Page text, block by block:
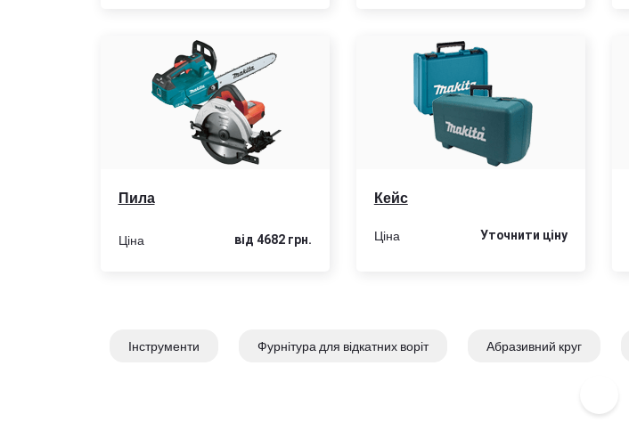
Пила
Ціна від 4682 грн.
Кейс
Ціна Уточнити цiну
Інструменти Фурнітура для відкатних воріт Абразивний круг